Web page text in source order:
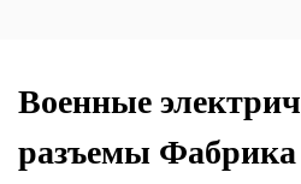
Военные
разъемы Фабрика